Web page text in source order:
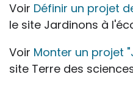
Voir Définir un projet
le site Jardinons à
Voir Monter un projet
site Terre des